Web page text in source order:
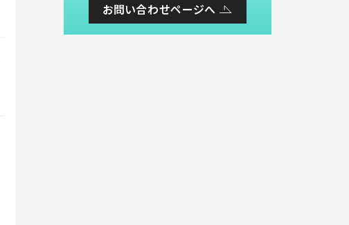
お問い合わせページへ